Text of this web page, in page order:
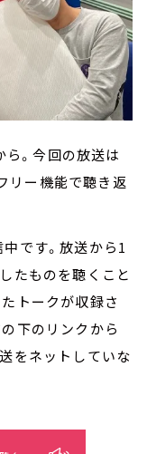
ら。今回の放送は
リー機能で聴き返
です。放送から1
たものを聴くこと
トークが収録さ
下のリンクから
をネットしていな